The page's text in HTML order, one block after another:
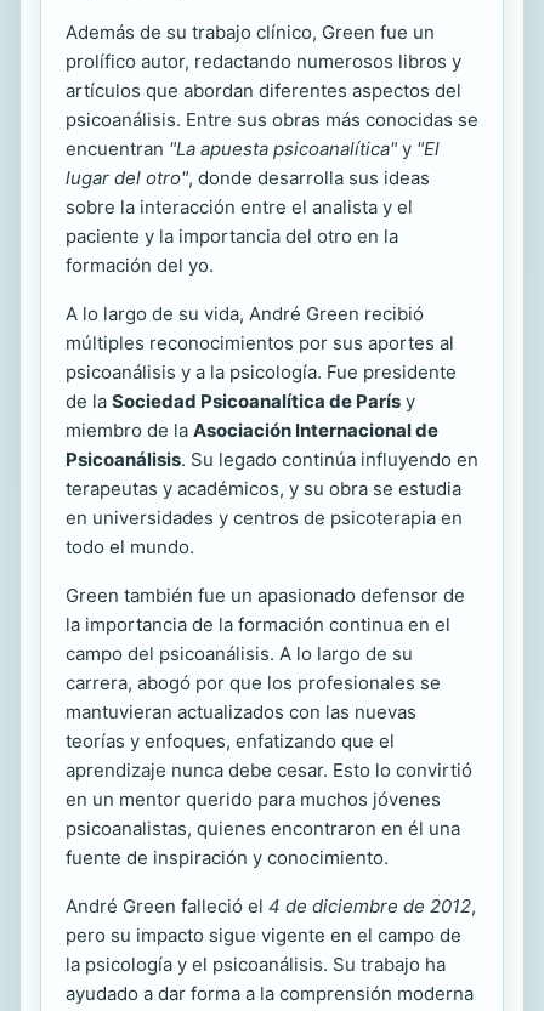
Además de su trabajo clínico, Green fue un
prolífico autor, redactando numerosos libros y
artículos que abordan diferentes aspectos del
psicoanálisis. Entre sus obras más conocidas se
encuentran "La apuesta psicoanalítica" y "El
lugar del otro", donde desarrolla sus ideas
sobre la interacción entre el analista y el
paciente y la importancia del otro en la
formación del yo.
A lo largo de su vida, André Green recibió
múltiples reconocimientos por sus aportes al
psicoanálisis y a la psicología. Fue presidente
de la Sociedad Psicoanalítica de París y
miembro de la Asociación Internacional de
Psicoanálisis. Su legado continúa influyendo en
terapeutas y académicos, y su obra se estudia
en universidades y centros de psicoterapia en
todo el mundo.
Green también fue un apasionado defensor de
la importancia de la formación continua en el
campo del psicoanálisis. A lo largo de su
carrera, abogó por que los profesionales se
mantuvieran actualizados con las nuevas
teorías y enfoques, enfatizando que el
aprendizaje nunca debe cesar. Esto lo convirtió
en un mentor querido para muchos jóvenes
psicoanalistas, quienes encontraron en él una
fuente de inspiración y conocimiento.
André Green falleció el 4 de diciembre de 2012,
pero su impacto sigue vigente en el campo de
la psicología y el psicoanálisis. Su trabajo ha
ayudado a dar forma a la comprensión moderna